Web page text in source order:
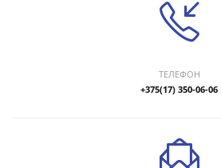
ТЕЛЕФОН
+375(17) 350-06-06